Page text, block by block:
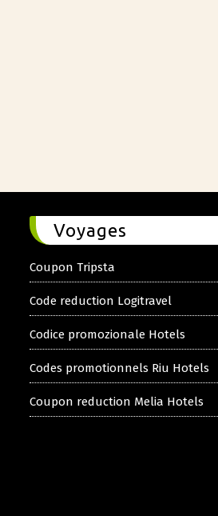
Voyages
Coupon Tripsta
Code reduction Logitravel
Codice promozionale Hotels
Codes promotionnels Riu Hotels
Coupon reduction Melia Hotels